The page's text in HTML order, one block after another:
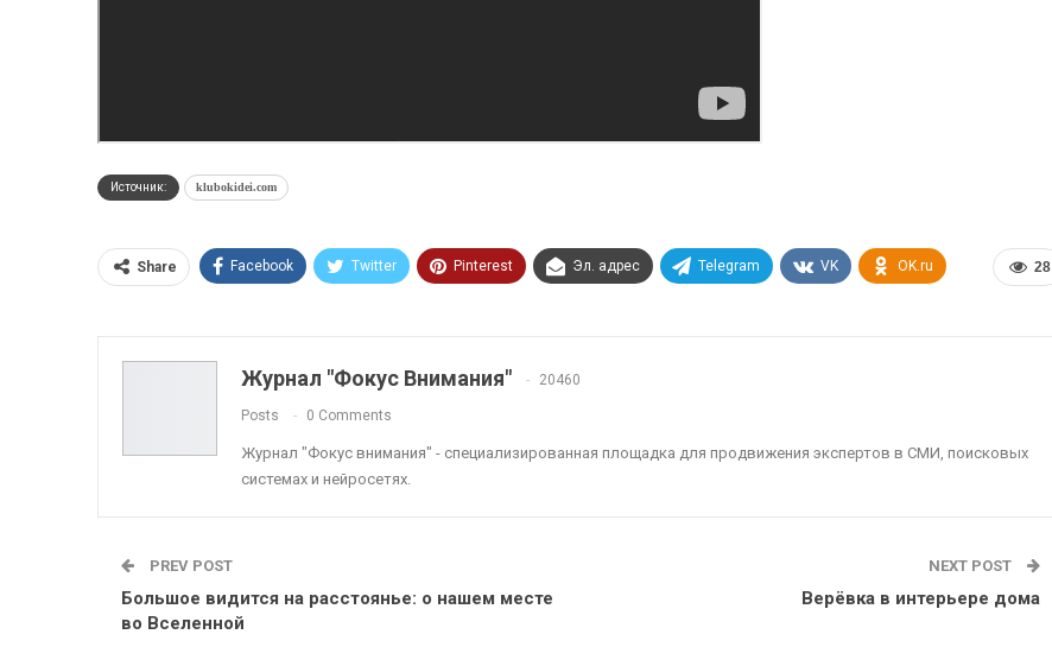
Источник: klubokidei.com
28
Share Facebook Twitter Pinterest Эл. адрес Telegram VK OK.ru
Журнал "Фокус Внимания" 20460
Posts 0 Comments
Журнал "Фокус внимания" - специализированная площадка для продвижения экспертов в СМИ, поисковых
системах и нейросетях.
PREV POST
Большое видится на расстоянье: о нашем месте
во Вселенной
NEXT POST
Верёвка в интерьере дома